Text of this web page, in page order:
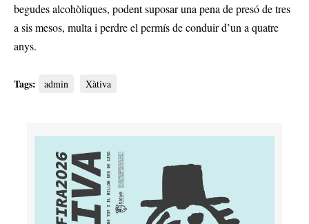
begudes alcohòliques, podent suposar una pena de presó de tres
a sis mesos, multa i perdre el permís de conduir d’un a quatre
anys.
Tags: admin Xàtiva